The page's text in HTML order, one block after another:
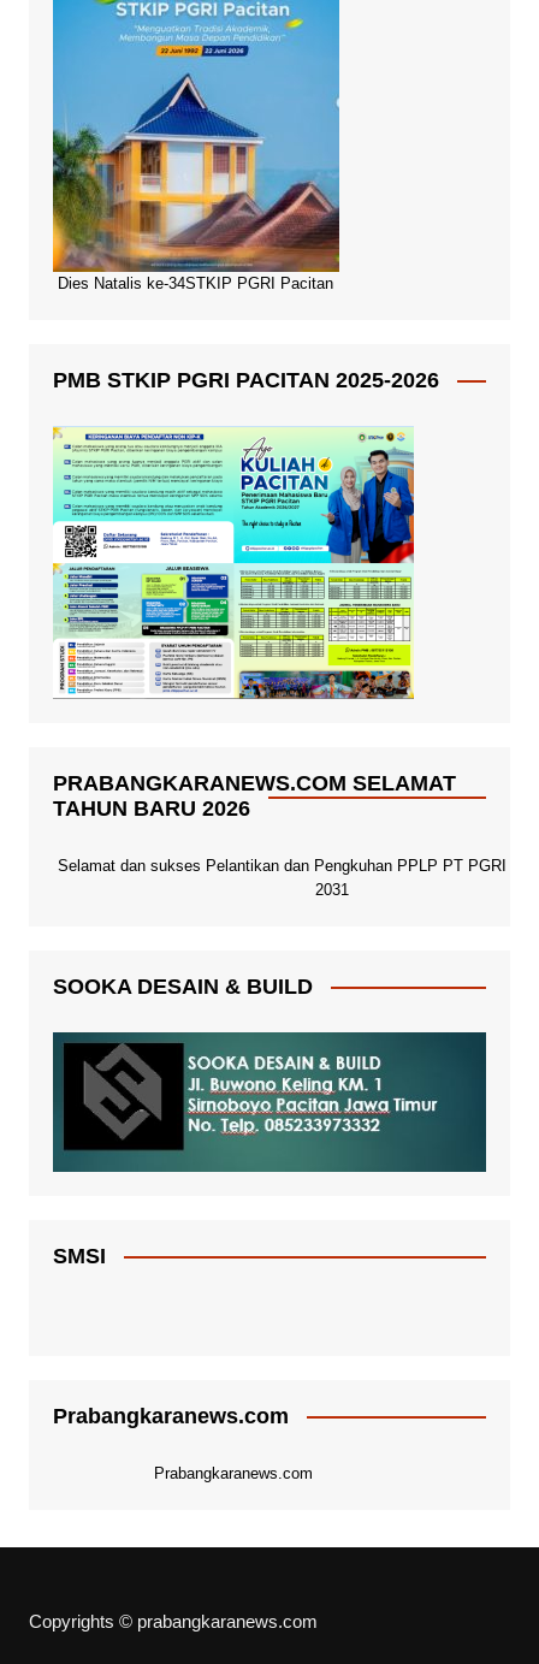
Dies Natalis ke-34STKIP PGRI Pacitan
PMB STKIP PGRI PACITAN 2025-2026
PRABANGKARANEWS.COM SELAMAT
TAHUN BARU 2026
Selamat dan sukses Pelantikan dan Pengkuhan PPLP PT PGRI
2031
SOOKA DESAIN & BUILD
SMSI
Prabangkaranews.com
Prabangkaranews.com
Copyrights © prabangkaranews.com